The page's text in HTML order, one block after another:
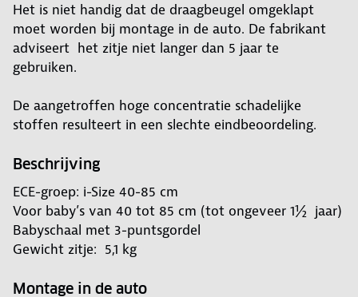
Het is niet handig dat de draagbeugel omgeklapt
moet worden bij montage in de auto. De fabrikant
adviseert het zitje niet langer dan 5 jaar te
gebruiken.
De aangetroffen hoge concentratie schadelijke
stoffen resulteert in een slechte eindbeoordeling.
Beschrijving
ECE-groep: i-Size 40-85 cm
Voor baby’s van 40 tot 85 cm (tot ongeveer 1½ jaar)
Babyschaal met 3-puntsgordel
Gewicht zitje: 5,1 kg
Montage in de auto